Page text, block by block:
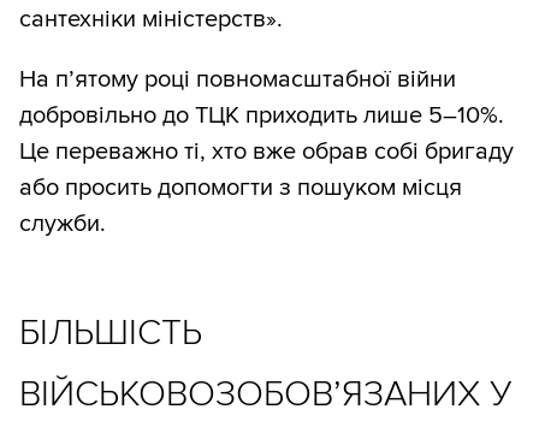
сантехніки міністерств».
На п’ятому році повномасштабної війни
добровільно до ТЦК приходить лише 5–10%.
Це переважно ті, хто вже обрав собі бригаду
або просить допомогти з пошуком місця
служби.
БІЛЬШІСТЬ
ВІЙСЬКОВОЗОБОВ’ЯЗАНИХ У